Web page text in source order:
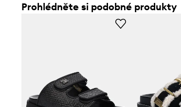
Prohlédněte si podobné produkty